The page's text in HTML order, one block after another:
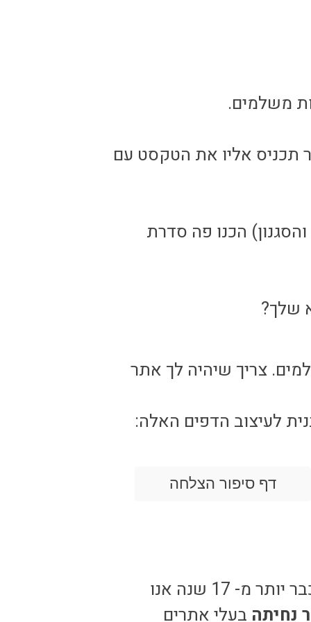
משלמים.
תכניס אליו את הטקסט עם
הכנו פה סדרת
שלך?
צריך שיהיה לך אתר
לעיצוב הדפים האלה:
דף סיפור הצלחה
בונה ומעצבת אתרים – כבר יותר מ- 17 שנה אנו
נחיתה בעלי אתרים